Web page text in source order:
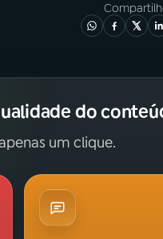
do
um clique.